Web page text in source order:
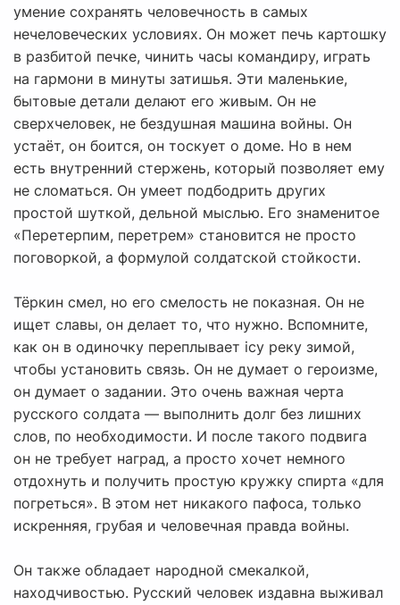
умение сохранять человечность в самых
нечеловеческих условиях. Он может печь картошку
в разбитой печке, чинить часы командиру, играть
на гармони в минуты затишья. Эти маленькие,
бытовые детали делают его живым. Он не
сверхчеловек, не бездушная машина войны. Он
устаёт, он боится, он тоскует о доме. Но в нем
есть внутренний стержень, который позволяет ему
не сломаться. Он умеет подбодрить других
простой шуткой, дельной мыслью. Его знаменитое
«Перетерпим, перетрем» становится не просто
поговоркой, а формулой солдатской стойкости.
Тёркин смел, но его смелость не показная. Он не
ищет славы, он делает то, что нужно. Вспомните,
как он в одиночку переплывает icy реку зимой,
чтобы установить связь. Он не думает о героизме,
он думает о задании. Это очень важная черта
русского солдата — выполнить долг без лишних
слов, по необходимости. И после такого подвига
он не требует наград, а просто хочет немного
отдохнуть и получить простую кружку спирта «для
погреться». В этом нет никакого пафоса, только
искренняя, грубая и человечная правда войны.
Он также обладает народной смекалкой,
находчивостью. Русский человек издавна выживал